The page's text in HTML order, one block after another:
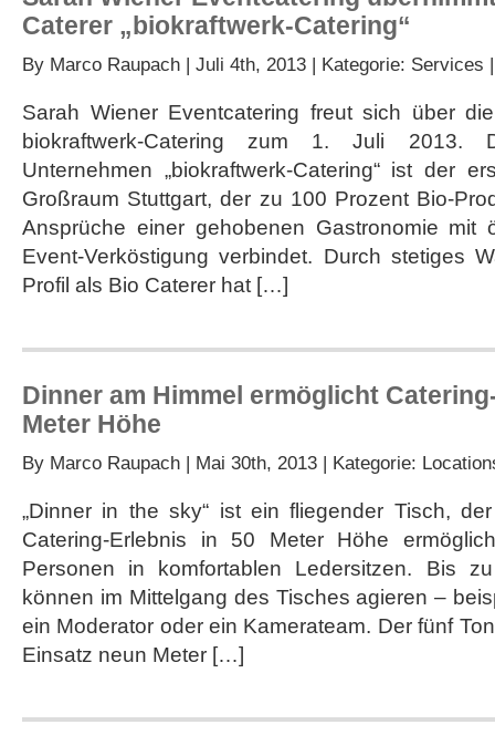
Caterer „biokraftwerk-Catering“
By Marco Raupach | Juli 4th, 2013 | Kategorie: Services
Sarah Wiener Eventcatering freut sich über
biokraftwerk-Catering zum 1. Juli 2013.
Unternehmen „biokraftwerk-Catering“ ist der
Großraum Stuttgart, der zu 100 Prozent Bio-
Ansprüche einer gehobenen Gastronomie mit
Event-Verköstigung verbindet. Durch stetiges
Profil als Bio Caterer hat […]
Dinner am Himmel ermöglicht
Meter Höhe
By Marco Raupach | Mai 30th, 2013 | Kategorie:
„Dinner in the sky“ ist ein fliegender Tisch,
Catering-Erlebnis in 50 Meter Höhe
Personen in komfortablen Ledersitzen. Bis
können im Mittelgang des Tisches agieren –
ein Moderator oder ein Kamerateam. Der fünf
Einsatz neun Meter […]